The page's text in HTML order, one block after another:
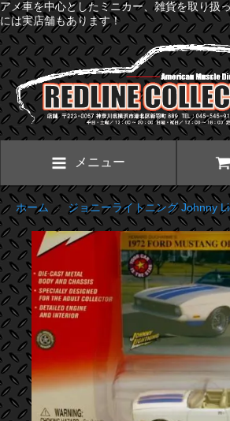
アメ車を中心としたミニカー、雑貨を取り扱
には実店舗もあります！
メニュー
ホーム>ジョニーライトニング Johnny